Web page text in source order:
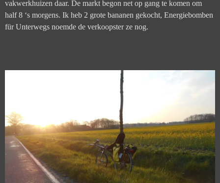
vakwerkhuizen daar. De markt begon net op gang te komen om
half 8 ‘s morgens. Ik heb 2 grote bananen gekocht, Energiebomben
für Unterwegs noemde de verkoopster ze nog.